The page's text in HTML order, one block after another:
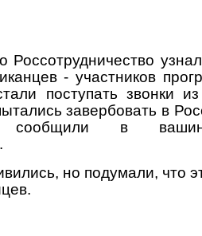
Россотрудничество
- участников
поступать звонки
завербовать в
в
но подумали, что